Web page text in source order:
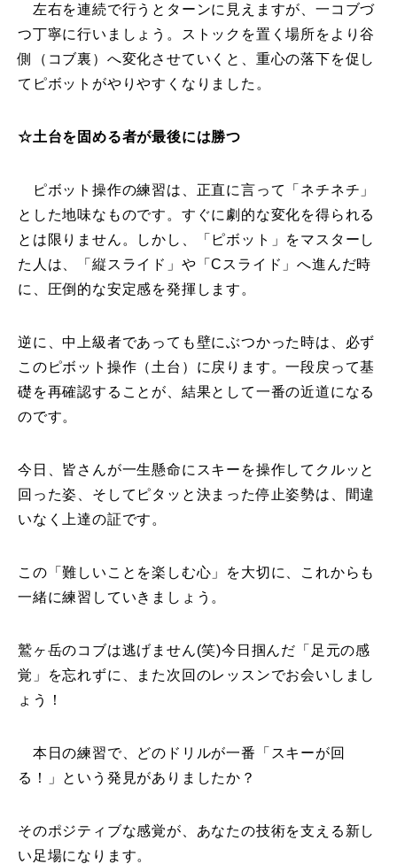
左右を連続で行うとターンに見えますが、一コブづ
つ丁寧に行いましょう。ストックを置く場所をより谷
側（コブ裏）へ変化させていくと、重心の落下を促し
てピボットがやりやすくなりました。
☆土台を固める者が最後には勝つ
ピボット操作の練習は、正直に言って「ネチネチ」
とした地味なものです。すぐに劇的な変化を得られる
とは限りません。しかし、「ピボット」をマスターし
た人は、「縦スライド」や「Cスライド」へ進んだ時
に、圧倒的な安定感を発揮します。
逆に、中上級者であっても壁にぶつかった時は、必ず
このピボット操作（土台）に戻ります。一段戻って基
礎を再確認することが、結果として一番の近道になる
のです。
今日、皆さんが一生懸命にスキーを操作してクルッと
回った姿、そしてピタッと決まった停止姿勢は、間違
いなく上達の証です。
この「難しいことを楽しむ心」を大切に、これからも
一緒に練習していきましょう。
鷲ヶ岳のコブは逃げません(笑)今日掴んだ「足元の感
覚」を忘れずに、また次回のレッスンでお会いしまし
ょう！
本日の練習で、どのドリルが一番「スキーが回
る！」という発見がありましたか？
そのポジティブな感覚が、あなたの技術を支える新し
い足場になります。